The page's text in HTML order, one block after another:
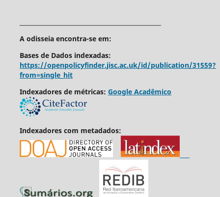
A odisseia encontra-se em:
Bases de Dados indexadas:
https://openpolicyfinder.jisc.ac.uk/id/publication/31559?
from=single_hit
Indexadores de métricas: Google Acadêmico
Indexadores com metadados: